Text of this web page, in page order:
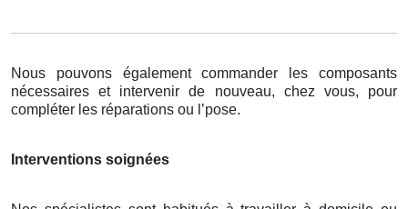
Nous pouvons également commander les composants
nécessaires et intervenir de nouveau, chez vous, pour
compléter les réparations ou l’pose.
Interventions soignées